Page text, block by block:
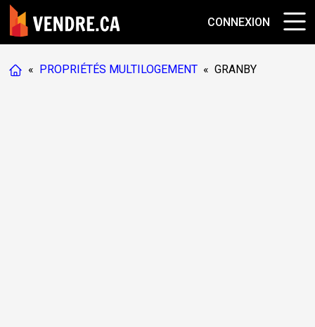
CONNEXION
« PROPRIÉTÉS MULTILOGEMENT « GRANBY